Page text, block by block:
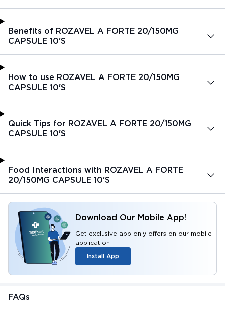
Benefits of ROZAVEL A FORTE 20/150MG
CAPSULE 10'S
How to use ROZAVEL A FORTE 20/150MG
CAPSULE 10'S
Quick Tips for ROZAVEL A FORTE 20/150MG
CAPSULE 10'S
Food Interactions with ROZAVEL A FORTE
20/150MG CAPSULE 10'S
Download Our Mobile App!
Get exclusive app only offers on our mobile
application
Install App
FAQs